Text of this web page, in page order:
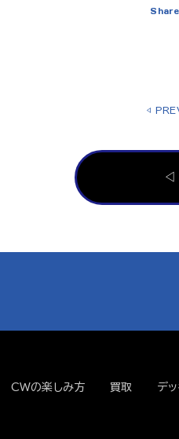
◁
◁
CWの楽しみ方 買取 デ